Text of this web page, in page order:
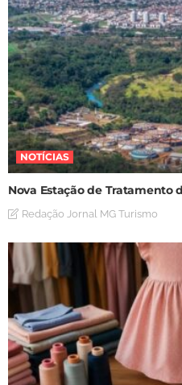
NOTÍCIAS
Nova Estação de Tratamento
Redação Jornal MG Turismo